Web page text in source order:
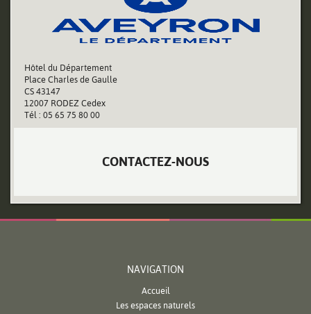
Hôtel du Département
Place Charles de Gaulle
CS 43147
12007 RODEZ Cedex
Tél : 05 65 75 80 00
CONTACTEZ-NOUS
NAVIGATION
Accueil
Les espaces naturels